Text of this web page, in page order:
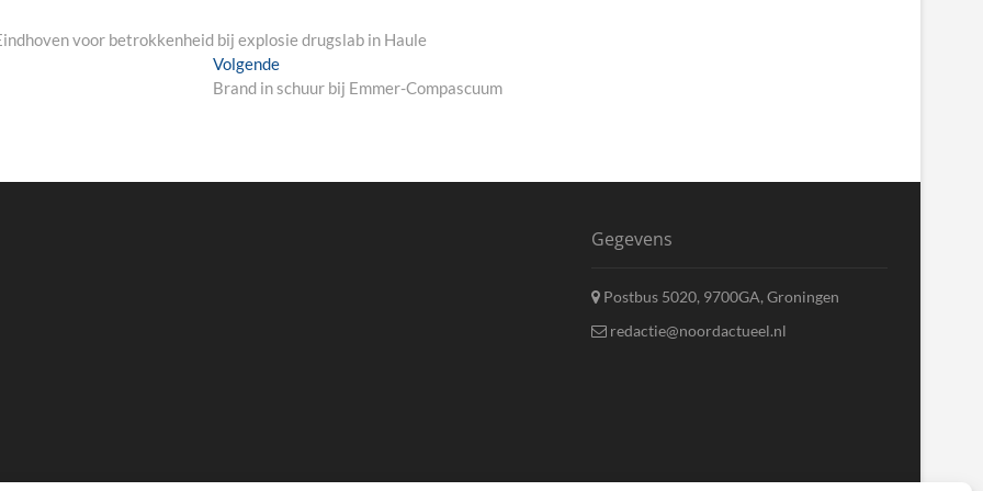
voor betrokkenheid bij explosie drugslab in Haule
VolgendeNext
post:
Brand in schuur bij Emmer-Compascuum
Gegevens
Postbus 5020, 9700GA, Groningen
redactie@noordactueel.nl